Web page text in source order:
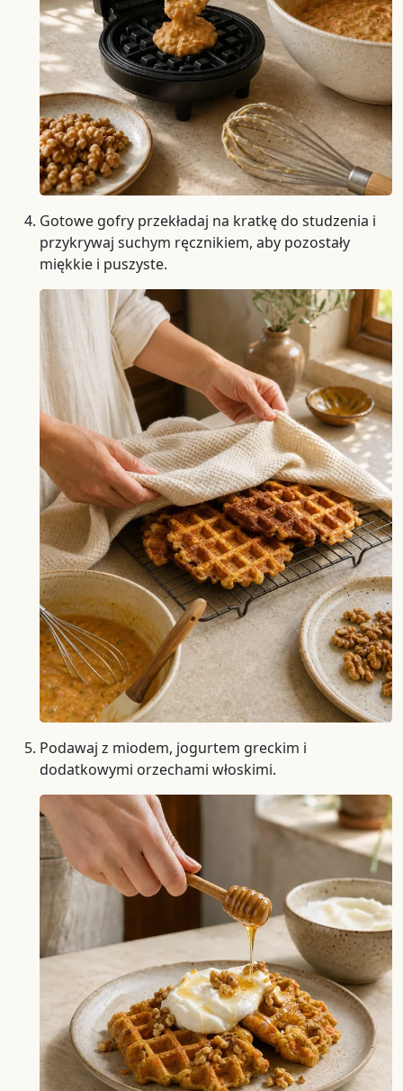
Gotowe gofry przekładaj na kratkę do studzenia i
przykrywaj suchym ręcznikiem, aby pozostały
miękkie i puszyste.
Podawaj z miodem, jogurtem greckim i
dodatkowymi orzechami włoskimi.